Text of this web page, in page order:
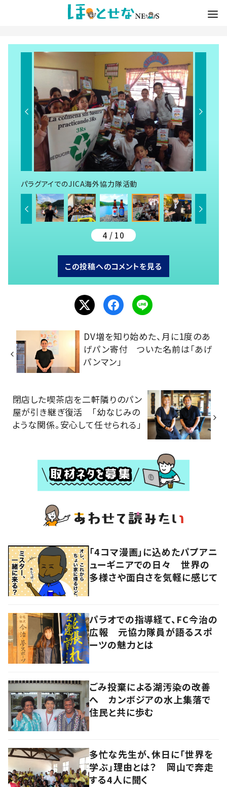
パラグアイでのJICA海外協力隊活動
4 / 10
この投稿へのコメントを見る
DV増を知り始めた、月に1度のあ
げパン寄付 ついた名前は「あげ
パンマン」
閉店した喫茶店を二軒隣りのパン
屋が引き継ぎ復活 「幼なじみの
ような関係。安心して任せられる」
「4コマ漫画」に込めたパプアニ
ューギニアでの日々 世界の
多様さや面白さを気軽に感じて
パラオでの指導経て、FC今治の
広報 元協力隊員が語るスポ
ーツの魅力とは
ごみ投棄による湖汚染の改善
へ カンボジアの水上集落で
住民と共に歩む
多忙な先生が、休日に「世界を
学ぶ」理由とは？ 岡山で奔走
する4人に聞く